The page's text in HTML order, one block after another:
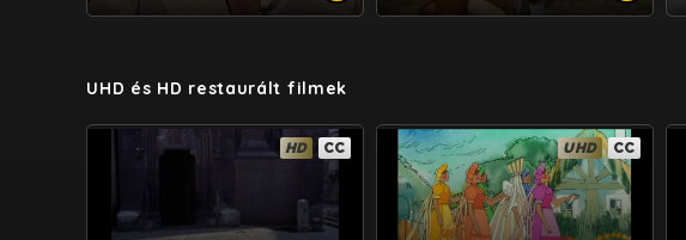
UHD és HD restaurált filmek
HD CC UHD CC